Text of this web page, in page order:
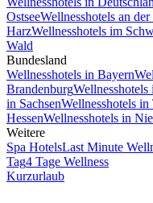
OstseeWellnesshotels an
HarzWellnesshotels im
Wald
Bundesland
Wellnesshotels in Bayern
Brandenburg
in SachsenWellnesshotels
HessenWellnesshotels in
Weitere
Spa HotelsLast Minute
Tag4 Tage Wellness
Kurzurlaub